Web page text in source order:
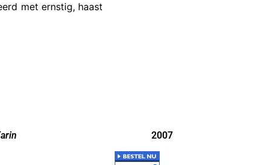
met ernstig, haast
2007